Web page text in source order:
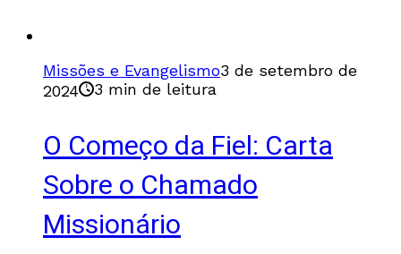
Missões e Evangelismo3 de setembro de
2024
3 min de leitura
O Começo da Fiel: Carta
Sobre o Chamado
Missionário